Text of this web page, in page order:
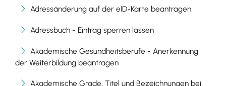
Adressänderung auf der eID-Karte beantragen
Adressbuch - Eintrag sperren lassen
Akademische Gesundheitsberufe - Anerkennung
der Weiterbildung beantragen
Akademische Grade, Titel und Bezeichnungen bei